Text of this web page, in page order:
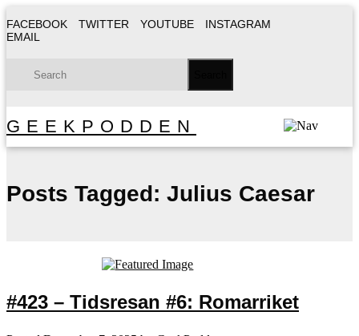
FACEBOOK TWITTER YOUTUBE
INSTAGRAM
EMAIL
GEEKPODDEN
Posts Tagged: Julius Caesar
#423 – Tidsresan #6: Romarriket